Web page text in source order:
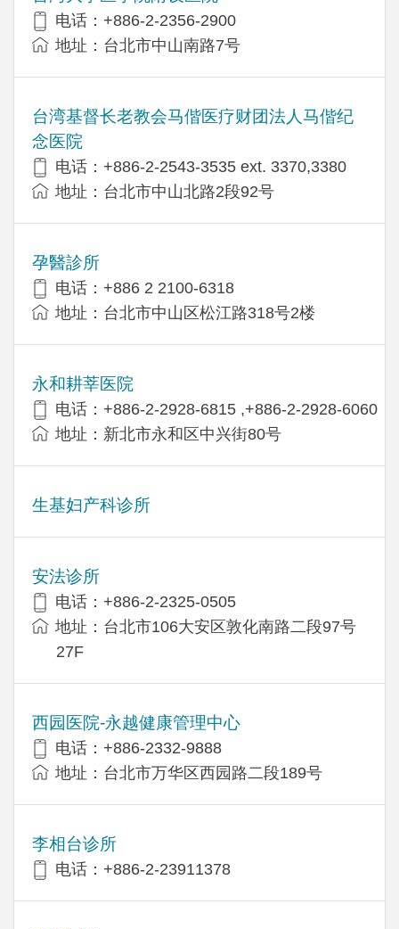
电话：+886-2-2356-2900
地址：台北市中山南路7号
台湾基督长老教会马偕医疗财团法人马偕纪
念医院
电话：+886-2-2543-3535 ext. 3370,3380
地址：台北市中山北路2段92号
孕醫診所
电话：+886 2 2100-6318
地址：台北市中山区松江路318号2楼
永和耕莘医院
电话：+886-2-2928-6815 ,+886-2-2928-6060
地址：新北市永和区中兴街80号
生基妇产科诊所
安法诊所
电话：+886-2-2325-0505
地址：台北市106大安区敦化南路二段97号
27F
西园医院-永越健康管理中心
电话：+886-2332-9888
地址：台北市万华区西园路二段189号
李相台诊所
电话：+886-2-23911378